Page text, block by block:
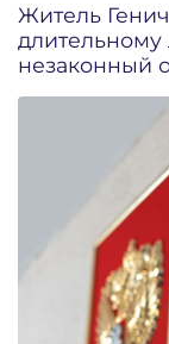
Житель
незаконный